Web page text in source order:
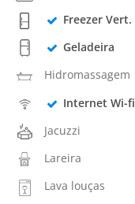
Freezer Vert.
Geladeira
Hidromassagem
Internet Wi-fi
Jacuzzi
Lareira
Lava louças